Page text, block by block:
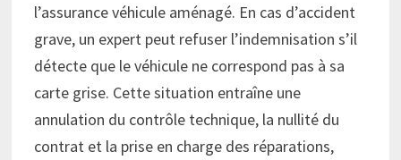
l’assurance véhicule aménagé. En cas d’accident
grave, un expert peut refuser l’indemnisation s’il
détecte que le véhicule ne correspond pas à sa
carte grise. Cette situation entraîne une
annulation du contrôle technique, la nullité du
contrat et la prise en charge des réparations,